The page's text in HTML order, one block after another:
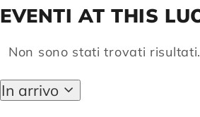
Sostienici
EVENTI AT THIS
Notice
Non sono stati trovati risultati.
In arrivo
Seleziona